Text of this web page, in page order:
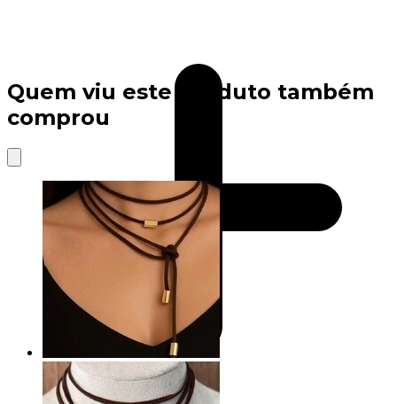
Quem viu este produto também
comprou